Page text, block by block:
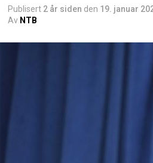
Publisert 2 år siden den 19. januar
Av NTB